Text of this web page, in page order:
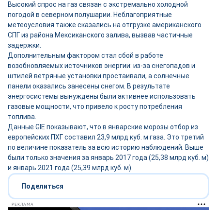
Высокий спрос на газ связан с экстремально холодной
погодой в северном полушарии. Неблагоприятные
метеоусловия также сказались на отгрузке американского
СПГ из района Мексиканского залива, вызвав частичные
задержки.
Дополнительным фактором стал сбой в работе
возобновляемых источников энергии: из‑за снегопадов и
штилей ветряные установки простаивали, а солнечные
панели оказались занесены снегом. В результате
энергосистемы вынуждены были активнее использовать
газовые мощности, что привело к росту потребления
топлива.
Данные GIE показывают, что в январские морозы отбор из
европейских ПХГ составил 23,9 млрд куб. м газа. Это третий
по величине показатель за всю историю наблюдений. Выше
были только значения за январь 2017 года (25,38 млрд куб. м)
и январь 2021 года (25,39 млрд куб. м).
Поделиться
РЕКЛАМА